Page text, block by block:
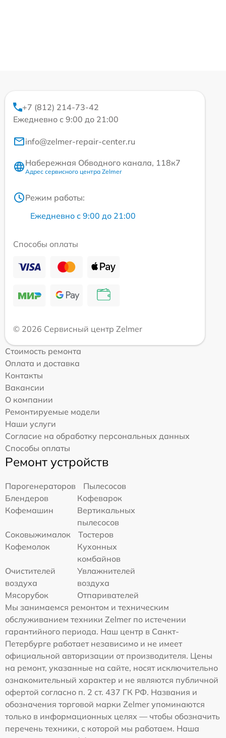
+7 (812) 214-73-42
Ежедневно с 9:00 до 21:00
info@zelmer-repair-center.ru
Набережная Обводного канала, 118к7
Адрес сервисного центра Zelmer
Режим работы:
Ежедневно с 9:00 до 21:00
Способы оплаты
© 2026 Сервисный центр Zelmer
Стоимость ремонта
Оплата и доставка
Контакты
Вакансии
О компании
Ремонтируемые модели
Наши услуги
Согласие на обработку персональных данных
Способы оплаты
Ремонт устройств
Парогенераторов
Пылесосов
Блендеров
Кофеварок
Кофемашин
Вертикальных
пылесосов
Соковыжималок
Тостеров
Кофемолок
Кухонных
комбайнов
Очистителей
воздуха
Увлажнителей
воздуха
Мясорубок
Отпаривателей
Мы занимаемся ремонтом и техническим
обслуживанием техники Zelmer по истечении
гарантийного периода. Наш центр в Санкт-
Петербурге работает независимо и не имеет
официальной авторизации от производителя. Цены
на ремонт, указанные на сайте, носят исключительно
ознакомительный характер и не являются публичной
офертой согласно п. 2 ст. 437 ГК РФ. Названия и
обозначения торговой марки Zelmer упоминаются
только в информационных целях — чтобы обозначить
перечень техники, с которой мы работаем. Наша